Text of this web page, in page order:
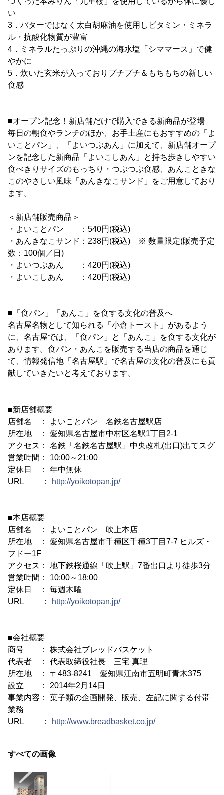
い
3．バターではなく太白胡麻油を使用しビタミン・ミネラ
ル・抗酸化物質が豊富
4．ミネラルたっぷりの沖縄の海水塩「シママース」で健
やかに
5．炊いた玄米が入っておりプチプチ＆もちもちの新しい
食感
■オープン記念！新店舗だけで購入できる新商品が登場
毎日の朝食やランチのほか、お手土産にもおすすめの「よ
いことパン」、「よいつぶあん」に加えて、新店舗オープ
ンを記念した新商品「よいこしあん」と持ち歩きしやすい
食べきりサイズのもっちり・つぶつぶ食感、あんこときな
このやさしい風味「あんきなこサンド」をご用意しており
ます。
＜新店舗販売商品＞
・よいことパン ：540円(税込)
・あんきなこサンド：238円(税込) ※ 数量限定(販売予定
数：100個／日)
・よいつぶあん ：420円(税込)
・よいこしあん ：420円(税込)
■「食パン」「あんこ」を食する文化の普及へ
名古屋名物として知られる「小倉トースト」があるよう
に、名古屋では、「食パン」と「あんこ」を食する文化が
あります。食パン・あんこを販売する当店の商品を通じ
て、情報発信地「名古屋駅」で名古屋の文化の普及にも貢
献していきたいと考えております。
■新店舗概要
店舗名 ： よいことパン 名鉄名古屋駅店
所在地 ： 愛知県名古屋市中村区名駅1丁目2-1
アクセス： 名鉄「名鉄名古屋駅」中央改札(出口)出てスグ
営業時間： 10:00～21:00
定休日 ： 年中無休
URL ：
http://yoikotopan.jp/
■本店概要
店舗名 ： よいことパン 吹上本店
所在地 ： 愛知県名古屋市千種区千種3丁目7-7 ヒルズ・
フドー1F
アクセス： 地下鉄桜通線「吹上駅」7番出口より徒歩3分
営業時間： 10:00～18:00
定休日 ： 毎週木曜
URL ：
http://yoikotopan.jp/
■会社概要
商号 ： 株式会社ブレッドバスケット
代表者 ： 代表取締役社長 三宅 真理
所在地 ： 〒483-8241 愛知県江南市五明町青木375
設立 ： 2014年2月14日
事業内容： 菓子類の企画開発、販売、左記に関する付帯
業務
URL ：
http://www.breadbasket.co.jp/
すべての画像